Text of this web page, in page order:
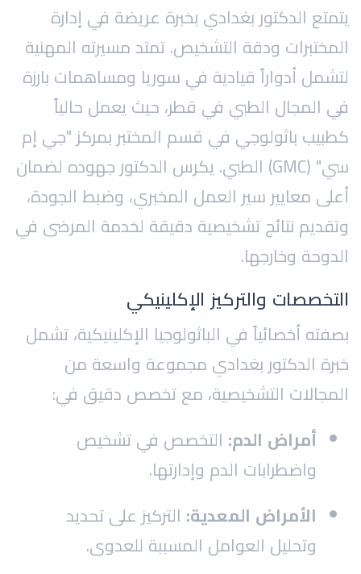
يتمتع الدكتور بغدادي بخبرة عريضة في إدارة
المختبرات ودقة التشخيص. تمتد مسيرته المهنية
لتشمل أدواراً قيادية في سوريا ومساهمات بارزة
في المجال الطبي في قطر، حيث يعمل حالياً
كطبيب باثولوجي في قسم المختبر بمركز "جي إم
سي" (GMC) الطبي. يكرس الدكتور جهوده لضمان
أعلى معايير سير العمل المخبري، وضبط الجودة،
وتقديم نتائج تشخيصية دقيقة لخدمة المرضى في
الدوحة وخارجها.
التخصصات والتركيز الإكلينيكي
بصفته أخصائياً في الباثولوجيا الإكلينيكية، تشمل
خبرة الدكتور بغدادي مجموعة واسعة من
المجالات التشخيصية، مع تخصص دقيق في:
أمراض الدم: التخصص في تشخيص
واضطرابات الدم وإدارتها.
الأمراض المعدية: التركيز على تحديد
وتحليل العوامل المسببة للعدوى.